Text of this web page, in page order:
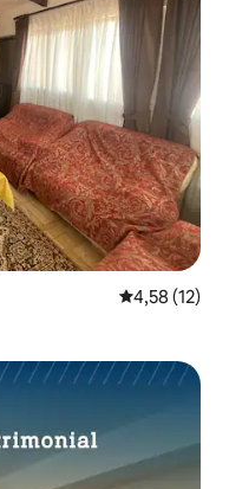
4,58 av 5 i
4,58 (12)